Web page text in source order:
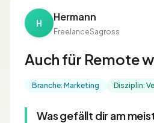
H Hermann
FreelanceSagross
Auch für Remote
Branche: Marketing Disziplin:
Was gefällt dir am